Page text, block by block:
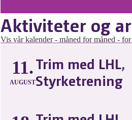
Aktiviteter og
Vis vår kalender - måned for måned -
11.
AUGUST
Trim med LHL,
Styrketrening